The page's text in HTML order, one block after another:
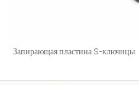
Запирающая пластина S-ключицы